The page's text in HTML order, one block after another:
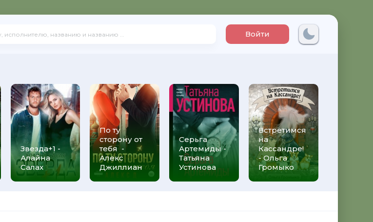
Войти
Звезда+1 -
Алайна
Салах
По ту
сторону от
тебя -
Алекс
Джиллиан
Серьга
Артемиды -
Татьяна
Устинова
Встретимся
на
Кассандре!
- Ольга
Громыко